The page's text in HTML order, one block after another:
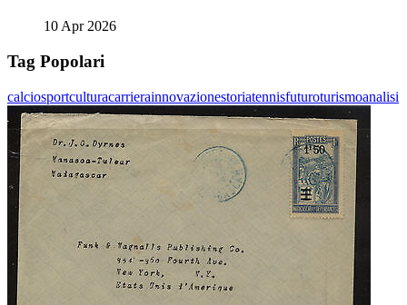
10 Apr 2026
Tag Popolari
calciosportculturacarrierainnovazionestoriatennisfuturoturismoanalisi